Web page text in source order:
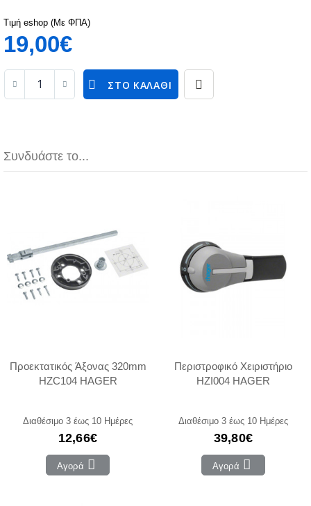
Τιμή eshop (Με ΦΠΑ)
19,00€
ΣΤΟ ΚΑΛΆΘΙ
Συνδυάστε το...
Προεκτατικός Άξονας 320mm
HZC104 HAGER
Διαθέσιμο 3 έως 10 Ημέρες
12,66€
Αγορά
Περιστροφικό Χειριστήριο
HZI004 HAGER
Διαθέσιμο 3 έως 10 Ημέρες
39,80€
Αγορά